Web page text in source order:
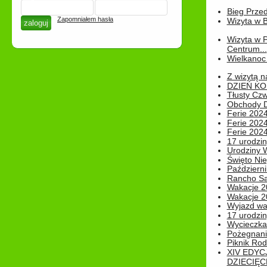
Zapomniałem hasła
Bieg
Wizyta w
Wizyta w
Centrum...
Z wizytą
DZIEŃ
Tłusty
Obchody
Ferie
Ferie
Ferie
17
Urodziny
Święto
Rancho
Wakacje
Wakacje
Wyjazd
17
Piknik
XIV